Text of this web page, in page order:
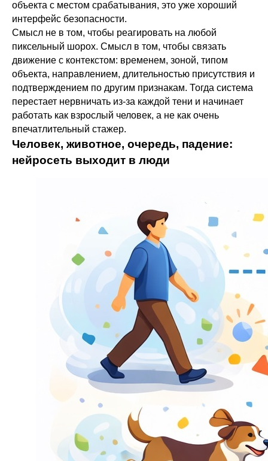
объекта с местом срабатывания, это уже хороший
интерфейс безопасности.
Смысл не в том, чтобы реагировать на любой
пиксельный шорох. Смысл в том, чтобы связать
движение с контекстом: временем, зоной, типом
объекта, направлением, длительностью присутствия и
подтверждением по другим признакам. Тогда система
перестает нервничать из-за каждой тени и начинает
работать как взрослый человек, а не как очень
впечатлительный стажер.
Человек, животное, очередь, падение:
нейросеть выходит в люди